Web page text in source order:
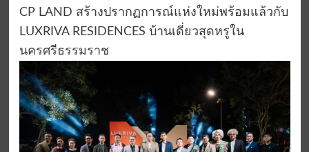
CP LAND สร้างปรากฏการณ์แห่งใหม่พร้อมแล้วกับ
LUXRIVA RESIDENCES บ้านเดี่ยวสุดหรูใน
นครศรีธรรมราช